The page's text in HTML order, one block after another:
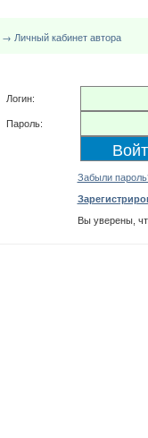
→ Личный кабинет автора
Логин:
Пароль:
Забыли
Вы уверены,